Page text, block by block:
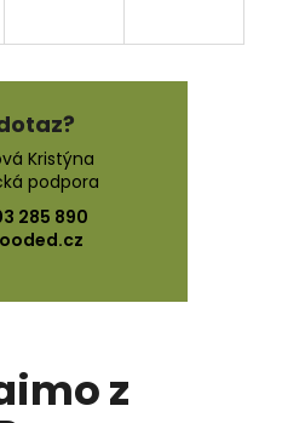
z
Kristýna
podpora
285 890